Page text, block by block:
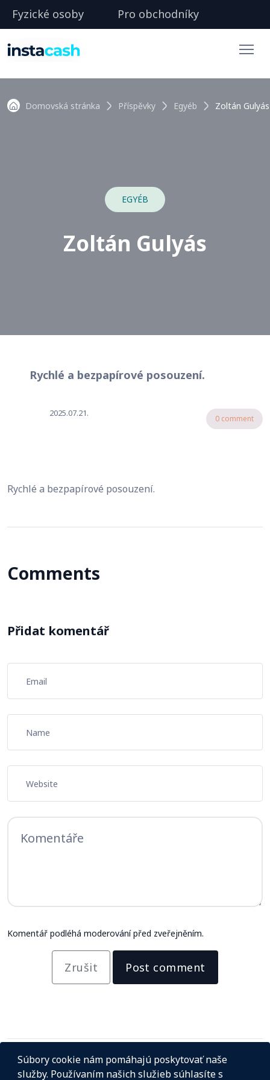
Fyzické osoby Pro obchodníky
Domovská stránka Příspěvky Egyéb Zoltán Gulyás
EGYÉB
Zoltán Gulyás
Rychlé a bezpapírové posouzení.
2025.07.21.
0 comment
Rychlé a bezpapírové posouzení.
Comments
Přidat komentář
Komentář podléhá moderování před zveřejněním.
Zrušit Post comment
Súbory cookie nám pomáhajú poskytovať naše
služby. Používaním našich služieb súhlasíte s